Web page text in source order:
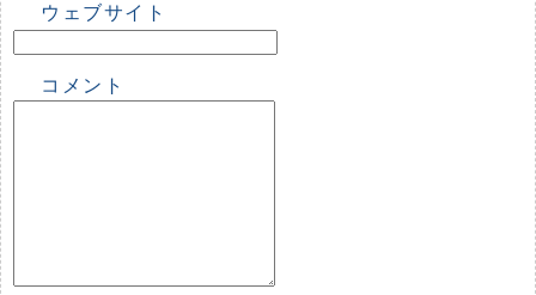
ウェブサイト
コメント